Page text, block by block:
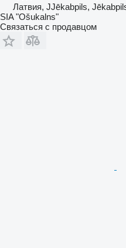
Латвия, JJēkabpils,
SIA "Ošukalns"
Связаться с продавцом